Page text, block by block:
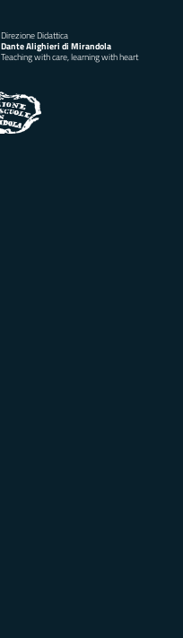
Direzione Didattica
Dante Alighieri di Mirandola
Teaching with care, learning with heart